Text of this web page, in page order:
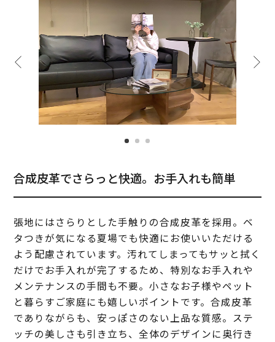
合成皮革でさらっと快適。お手入れも簡単
張地にはさらりとした手触りの合成皮革を採用。ベ
タつきが気になる夏場でも快適にお使いいただける
よう配慮されています。汚れてしまってもサッと拭く
だけでお手入れが完了するため、特別なお手入れや
メンテナンスの手間も不要。小さなお子様やペット
と暮らすご家庭にも嬉しいポイントです。合成皮革
でありながらも、安っぽさのない上品な質感。ステ
ッチの美しさも引き立ち、全体のデザインに奥行き